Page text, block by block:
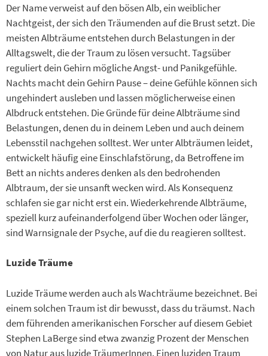
Der Name verweist auf den bösen Alb, ein weiblicher
Nachtgeist, der sich den Träumenden auf die Brust setzt. Die
meisten Albträume entstehen durch Belastungen in der
Alltagswelt, die der Traum zu lösen versucht. Tagsüber
reguliert dein Gehirn mögliche Angst- und Panikgefühle.
Nachts macht dein Gehirn Pause – deine Gefühle können sich
ungehindert ausleben und lassen möglicherweise einen
Albdruck entstehen. Die Gründe für deine Albträume sind
Belastungen, denen du in deinem Leben und auch deinem
Lebensstil nachgehen solltest. Wer unter Albträumen leidet,
entwickelt häufig eine Einschlafstörung, da Betroffene im
Bett an nichts anderes denken als den bedrohenden
Albtraum, der sie unsanft wecken wird. Als Konsequenz
schlafen sie gar nicht erst ein. Wiederkehrende Albträume,
speziell kurz aufeinanderfolgend über Wochen oder länger,
sind Warnsignale der Psyche, auf die du reagieren solltest.
Luzide Träume
Luzide Träume werden auch als Wachträume bezeichnet. Bei
einem solchen Traum ist dir bewusst, dass du träumst. Nach
dem führenden amerikanischen Forscher auf diesem Gebiet
Stephen LaBerge sind etwa zwanzig Prozent der Menschen
von Natur aus luzide TräumerInnen. Einen luziden Traum